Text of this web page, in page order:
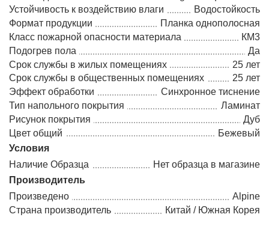
Устойчивость к воздействию влаги
Водостойкость
Формат продукции
Планка однополосная
Класс пожарной опасности материала
КМ3
Подогрев пола
Да
Срок службы в жилых помещениях
25 лет
Срок службы в общественных помещениях
25 лет
Эффект обработки
Синхронное тиснение
Тип напольного покрытия
Ламинат
Рисунок покрытия
Дуб
Цвет общий
Бежевый
Условия
Наличие Образца
Нет образца в магазине
Производитель
Произведено
Alpine
Страна производитель
Китай / Южная Корея